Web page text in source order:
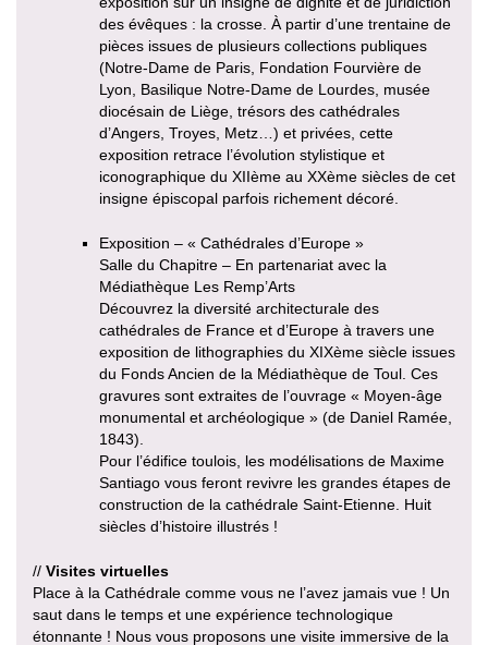
des évêques : la crosse. À partir d’une trentaine de
pièces issues de plusieurs collections publiques
(Notre-Dame de Paris, Fondation Fourvière de
Lyon, Basilique Notre-Dame de Lourdes, musée
diocésain de Liège, trésors des cathédrales
d’Angers, Troyes, Metz…) et privées, cette
exposition retrace l’évolution stylistique et
iconographique du XIIème au XXème siècles de cet
insigne épiscopal parfois richement décoré.
Exposition – « Cathédrales d’Europe »
Salle du Chapitre – En partenariat avec la
Médiathèque Les Remp’Arts
Découvrez la diversité architecturale des
cathédrales de France et d’Europe à travers une
exposition de lithographies du XIXème siècle issues
du Fonds Ancien de la Médiathèque de Toul. Ces
gravures sont extraites de l’ouvrage « Moyen-âge
monumental et archéologique » (de Daniel Ramée,
1843).
Pour l’édifice toulois, les modélisations de Maxime
Santiago vous feront revivre les grandes étapes de
construction de la cathédrale Saint-Etienne. Huit
siècles d’histoire illustrés !
// Visites virtuelles
Place à la Cathédrale comme vous ne l’avez jamais vue ! Un
saut dans le temps et une expérience technologique
étonnante ! Nous vous proposons une visite immersive de la